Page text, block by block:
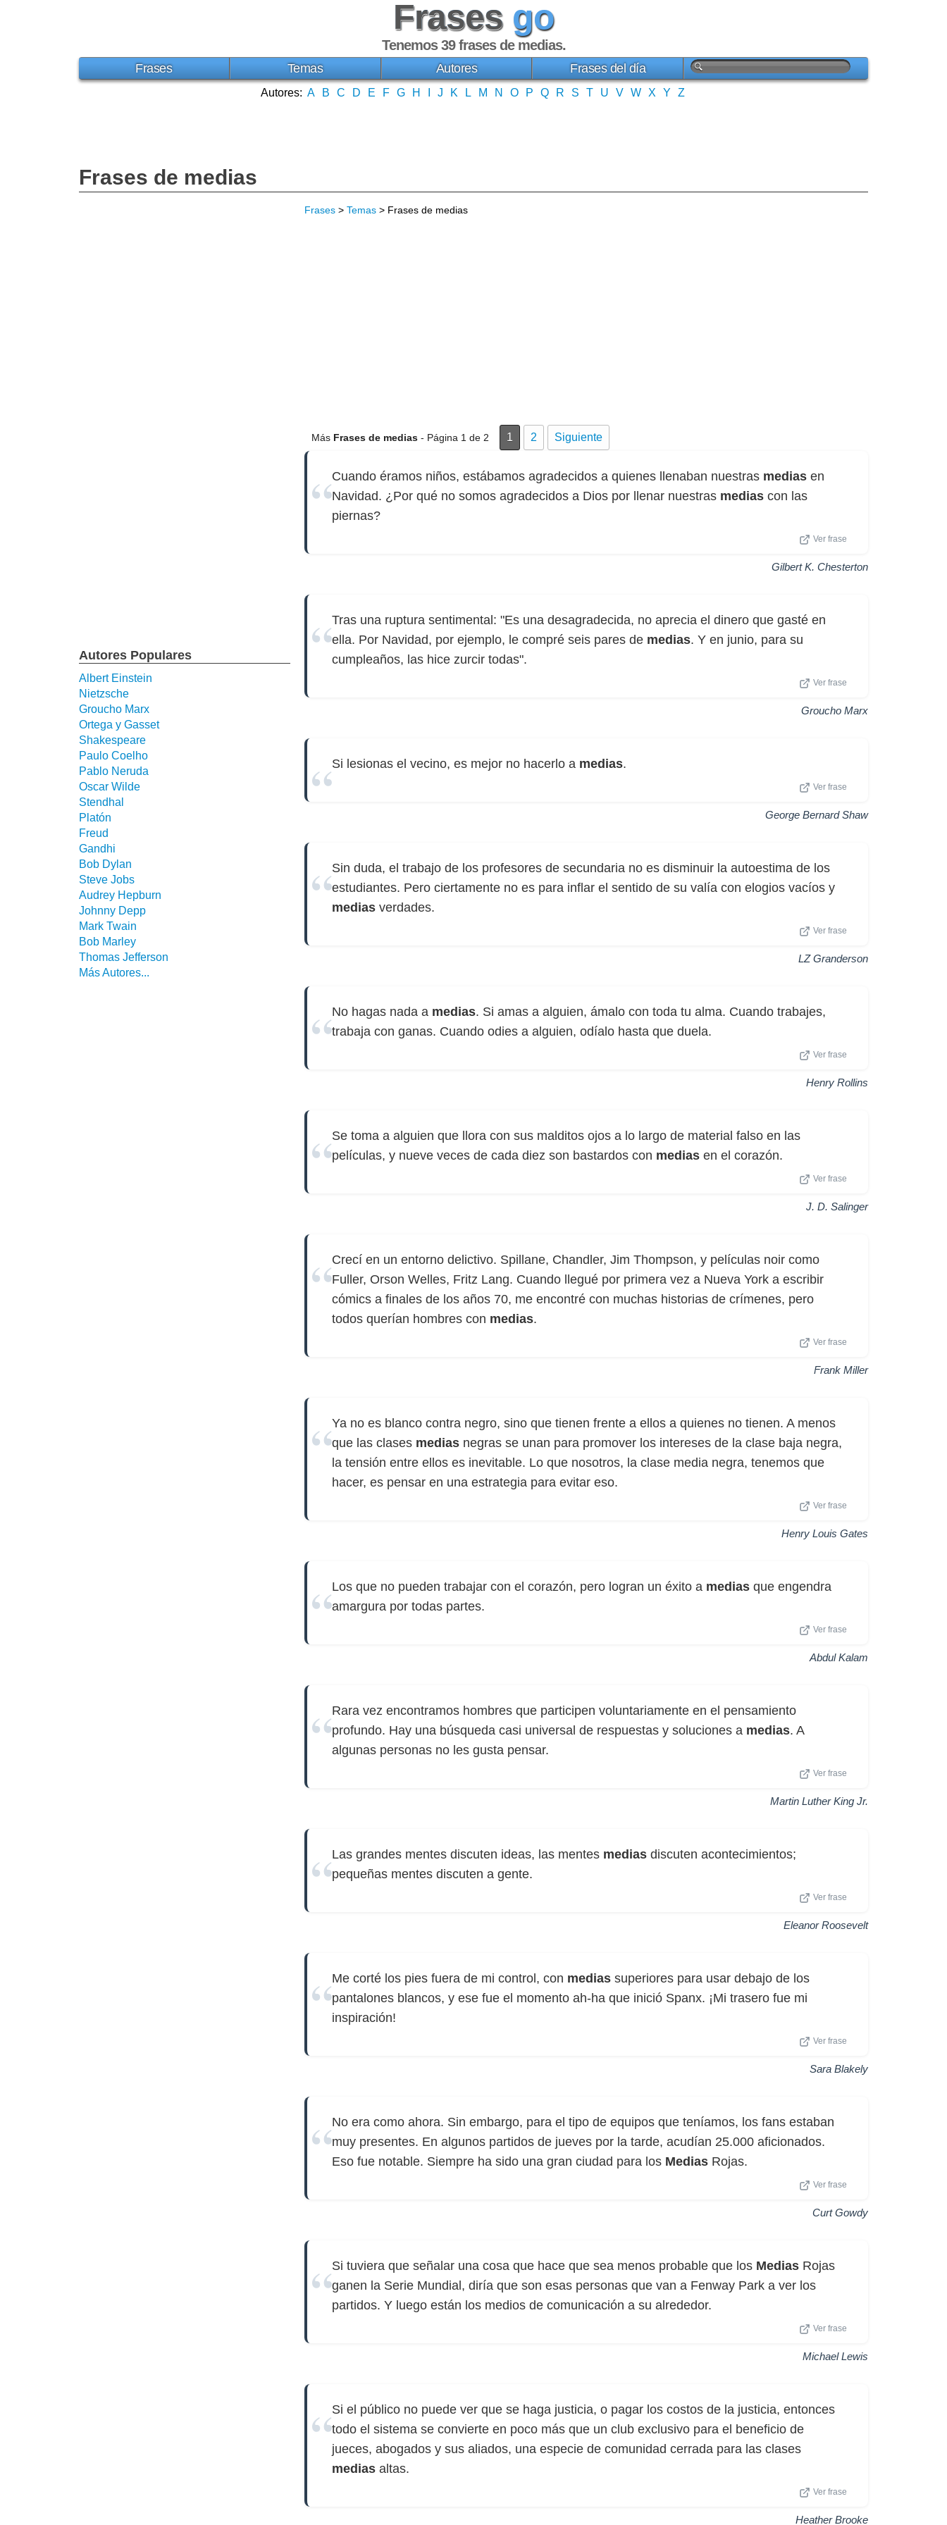
Frases go
Tenemos 39frases de medias.
Frases Temas Autores Frases del día
Autores: A B C D E F G H J K L M N O P Q R S T U V W X Y Z
Frases de medias
Frases > Temas > Frases de medias
Más Frases de medias - Página 1 de 2 1 2 Siguiente
Cuando éramos niños, estábamos agradecidos a quienes llenaban nuestras medias en
Navidad. ¿Por qué no somos agradecidos a Dios por llenar nuestras medias con las
piernas?
Ver frase
Gilbert K. Chesterton
Tras una ruptura sentimental: "Es una desagradecida, no aprecia el dinero que gasté en
ella. Por Navidad, por ejemplo, le compré seis pares de medias. Y en junio, para su
cumpleaños, las hice zurcir todas".
Ver frase
Groucho Marx
Si lesionas el vecino, es mejor no hacerlo a medias.
Ver frase
George Bernard Shaw
Sin duda, el trabajo de los profesores de secundaria no es disminuir la autoestima de los
estudiantes. Pero ciertamente no es para inflar el sentido de su valía con elogios vacíos y
medias verdades.
Ver frase
LZ Granderson
No hagas nada a medias. Si amas a alguien, ámalo con toda tu alma. Cuando trabajes,
trabaja con ganas. Cuando odies a alguien, odíalo hasta que duela.
Ver frase
Henry Rollins
Se toma a alguien que llora con sus malditos ojos a lo largo de material falso en las
películas, y nueve veces de cada diez son bastardos con medias en el corazón.
Ver frase
J. D. Salinger
Crecí en un entorno delictivo. Spillane, Chandler, Jim Thompson, y películas noir como
Fuller, Orson Welles, Fritz Lang. Cuando llegué por primera vez a Nueva York a escribir
cómics a finales de los años 70, me encontré con muchas historias de crímenes, pero
todos querían hombres con medias.
Ver frase
Frank Miller
Ya no es blanco contra negro, sino que tienen frente a ellos a quienes no tienen. A menos
que las clases medias negras se unan para promover los intereses de la clase baja negra,
la tensión entre ellos es inevitable. Lo que nosotros, la clase media negra, tenemos que
hacer, es pensar en una estrategia para evitar eso.
Ver frase
Henry Louis Gates
Los que no pueden trabajar con el corazón, pero logran un éxito a medias que engendra
amargura por todas partes.
Ver frase
Abdul Kalam
Rara vez encontramos hombres que participen voluntariamente en el pensamiento
profundo. Hay una búsqueda casi universal de respuestas y soluciones a medias. A
algunas personas no les gusta pensar.
Ver frase
Martin Luther King Jr.
Las grandes mentes discuten ideas, las mentes medias discuten acontecimientos;
pequeñas mentes discuten a gente.
Ver frase
Eleanor Roosevelt
Me corté los pies fuera de mi control, con medias superiores para usar debajo de los
pantalones blancos, y ese fue el momento ah-ha que inició Spanx. ¡Mi trasero fue mi
inspiración!
Ver frase
Sara Blakely
No era como ahora. Sin embargo, para el tipo de equipos que teníamos, los fans estaban
muy presentes. En algunos partidos de jueves por la tarde, acudían 25.000 aficionados.
Eso fue notable. Siempre ha sido una gran ciudad para los Medias Rojas.
Ver frase
Curt Gowdy
Si tuviera que señalar una cosa que hace que sea menos probable que los Medias Rojas
ganen la Serie Mundial, diría que son esas personas que van a Fenway Park a ver los
partidos. Y luego están los medios de comunicación a su alrededor.
Ver frase
Michael Lewis
Si el público no puede ver que se haga justicia, o pagar los costos de la justicia, entonces
todo el sistema se convierte en poco más que un club exclusivo para el beneficio de
jueces, abogados y sus aliados, una especie de comunidad cerrada para las clases
medias altas.
Ver frase
Heather Brooke
Autores Populares
Albert Einstein
Nietzsche
Groucho Marx
Ortega y Gasset
Shakespeare
Paulo Coelho
Pablo Neruda
Oscar Wilde
Stendhal
Platón
Freud
Gandhi
Bob Dylan
Steve Jobs
Audrey Hepburn
Johnny Depp
Mark Twain
Bob Marley
Thomas Jefferson
Más Autores...